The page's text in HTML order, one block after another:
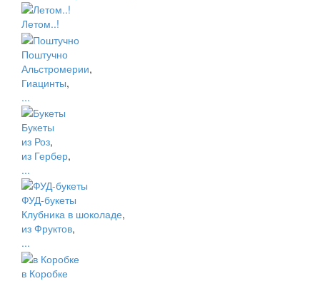
Летом..!
Поштучно
Альстромерии,
Гиацинты,
...
Букеты
из Роз,
из Гербер,
...
ФУД-букеты
Клубника в шоколаде,
из Фруктов,
...
в Коробке